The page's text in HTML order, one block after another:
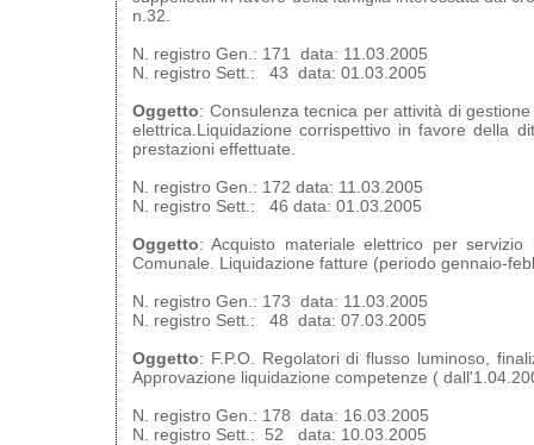
n.32.
N. registro Gen.: 171 data: 11.03.2005
N. registro Sett.: 43 data: 01.03.2005
Oggetto: Consulenza tecnica per attività di
elettrica.Liquidazione corrispettivo in favore della
prestazioni effettuate.
N. registro Gen.: 172 data: 11.03.2005
N. registro Sett.: 46 data: 01.03.2005
Oggetto: Acquisto materiale elettrico per
Comunale. Liquidazione fatture (periodo gennaio-
N. registro Gen.: 173 data: 11.03.2005
N. registro Sett.: 48 data: 07.03.2005
Oggetto: F.P.O. Regolatori di flusso luminoso,
Approvazione liquidazione competenze (
N. registro Gen.: 178 data: 16.03.2005
N. registro Sett.: 52 data: 10.03.2005